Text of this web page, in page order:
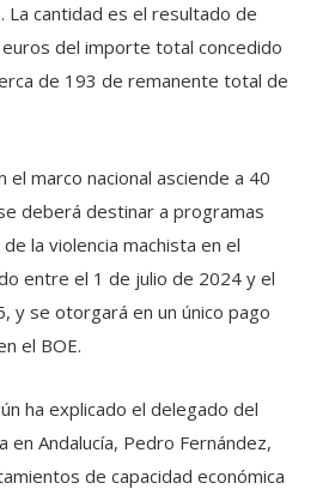
La cantidad es el resultado de
del importe total concedido
de 193 de remanente total de
el marco nacional asciende a 40
deberá destinar a programas
la violencia machista en el
entre el 1 de julio de 2024 y el
y se otorgará en un único pago
el BOE.
ha explicado el delegado del
en Andalucía, Pedro Fernández,
de capacidad económica